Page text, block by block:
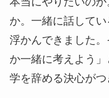
か。一緒に話して
浮かんできました
か一緒に考えよう
学を辞める決心がつ